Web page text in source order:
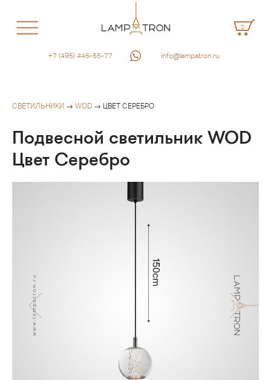
0
+7 (495) 445-55-77 info@lampatron.ru
СВЕТИЛЬНИКИ → WOD → ЦВЕТ СЕРЕБРО
Подвесной светильник WOD
Цвет Серебро